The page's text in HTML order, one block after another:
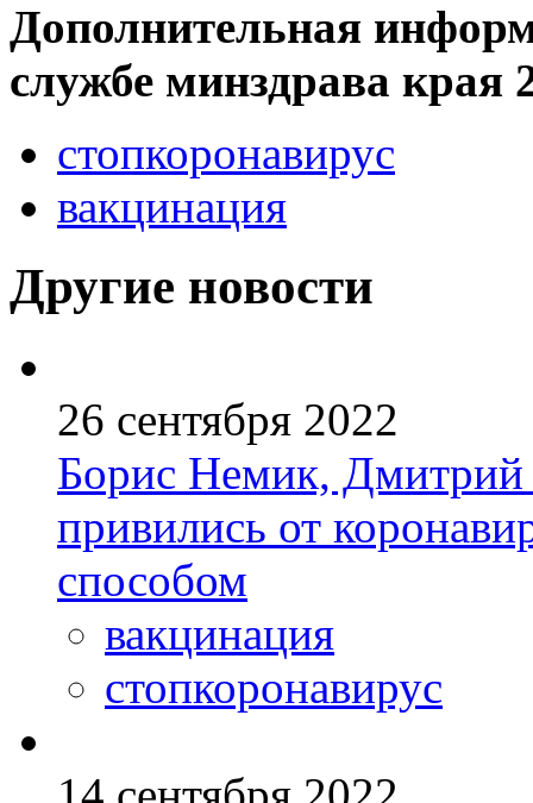
Дополнительная
службе минздрава края
стопкоронавирус
вакцинация
Другие новости
26 сентября 2022
Борис Немик, Дмитрий
привились от
способом
вакцинация
стопкоронавирус